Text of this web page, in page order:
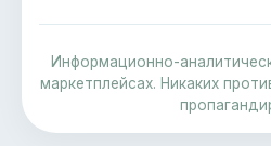
Информационно-
маркетплейсах. Никаких